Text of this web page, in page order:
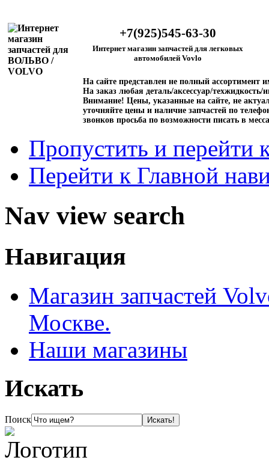
+7(925)545-63-30
Интернет магазин запчастей для легковых
автомобилей Vovlo
На сайте представлен не полный ассортимент
На заказ любая деталь/аксессуар/техжидкость/
Внимание! Цены, указанные на сайте, не
уточняйте цены и наличие запчастей по
звонков просьба по возможности писать в
Пропустить и перейти
Перейти к Главной
Nav view search
Навигация
Магазин запчастей
Москве.
Наши магазины
Искать
Поиск